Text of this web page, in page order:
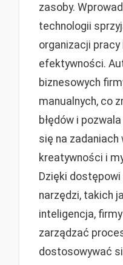
zasoby.
technologii
organizacji pracy
efektywności.
biznesowych
manualnych, co
błędów i
się na zadaniach
kreatywności i
Dzięki
narzędzi, takich
inteligencja,
zarządzać
dostosowywać